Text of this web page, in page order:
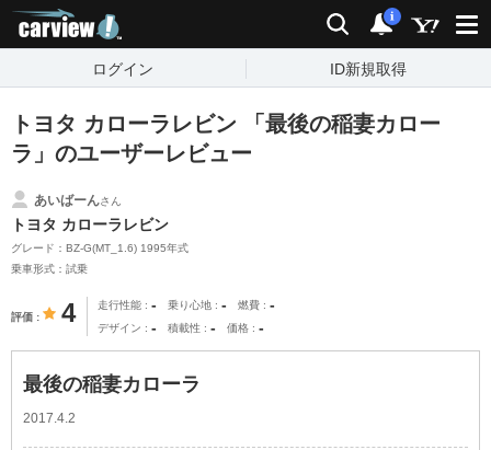
検索 通知
i
ログイン ID新規取得
トヨタ カローラレビン 「最後の稲妻カロー
ラ」のユーザーレビュー
あいばーんさん
トヨタ カローラレビン
グレード：BZ-G(MT_1.6) 1995年式
乗車形式：試乗
評価 4 走行性能 - 乗り心地 - 燃費 -
デザイン - 積載性 - 価格 -
最後の稲妻カローラ
2017.4.2